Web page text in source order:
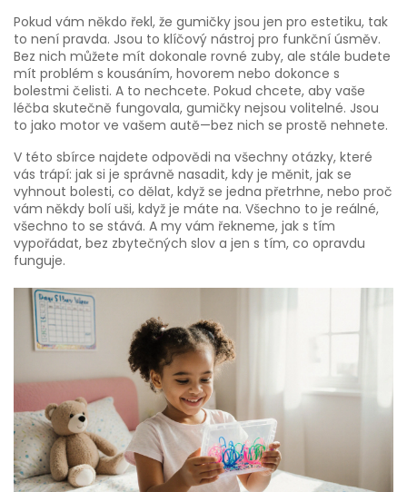
Pokud vám někdo řekl, že gumičky jsou jen pro estetiku, tak
to není pravda. Jsou to klíčový nástroj pro funkční úsměv.
Bez nich můžete mít dokonale rovné zuby, ale stále budete
mít problém s kousáním, hovorem nebo dokonce s
bolestmi čelisti. A to nechcete. Pokud chcete, aby vaše
léčba skutečně fungovala, gumičky nejsou volitelné. Jsou
to jako motor ve vašem autě—bez nich se prostě nehnete.
V této sbírce najdete odpovědi na všechny otázky, které
vás trápí: jak si je správně nasadit, kdy je měnit, jak se
vyhnout bolesti, co dělat, když se jedna přetrhne, nebo proč
vám někdy bolí uši, když je máte na. Všechno to je reálné,
všechno to se stává. A my vám řekneme, jak s tím
vypořádat, bez zbytečných slov a jen s tím, co opravdu
funguje.